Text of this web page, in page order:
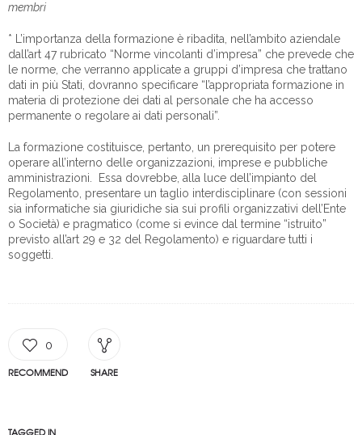
membri
* L’importanza della formazione è ribadita, nell’ambito aziendale
dall’art 47 rubricato “Norme vincolanti d’impresa” che prevede che
le norme, che verranno applicate a gruppi d’impresa che trattano
dati in più Stati, dovranno specificare “l’appropriata formazione in
materia di protezione dei dati al personale che ha accesso
permanente o regolare ai dati personali”.
La formazione costituisce, pertanto, un prerequisito per potere
operare all’interno delle organizzazioni, imprese e pubbliche
amministrazioni. Essa dovrebbe, alla luce dell’impianto del
Regolamento, presentare un taglio interdisciplinare (con sessioni
sia informatiche sia giuridiche sia sui profili organizzativi dell’Ente
o Società) e pragmatico (come si evince dal termine “istruito”
previsto all’art 29 e 32 del Regolamento) e riguardare tutti i
soggetti.
0
RECOMMEND SHARE
TAGGED IN